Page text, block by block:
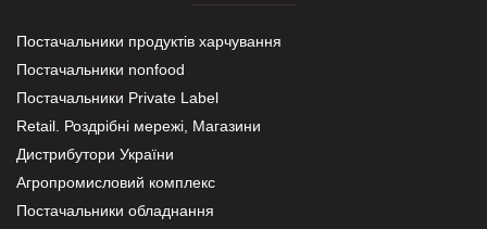
Постачальники продуктів харчування
Постачальники nonfood
Постачальники Private Label
Retail. Роздрібні мережі, Магазини
Дистрибутори України
Агропромисловий комплекс
Постачальники обладнання